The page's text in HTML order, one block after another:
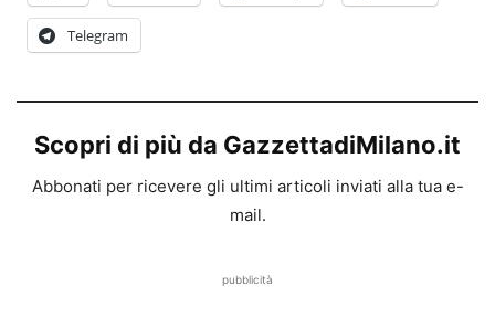
Telegram
Scopri di più da GazzettadiMilano.it
Abbonati per ricevere gli ultimi articoli inviati alla tua e-
mail.
pubblicità